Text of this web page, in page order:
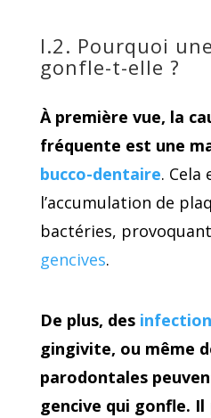
I.2. Pourquoi
gonfle-t-elle ?
À première vue, la
fréquente est une
bucco-dentaire. Cela
l’accumulation de
bactéries, provoquant
gencives.
De plus, des
gingivite, ou même
parodontales
gencive qui gonfle. Il